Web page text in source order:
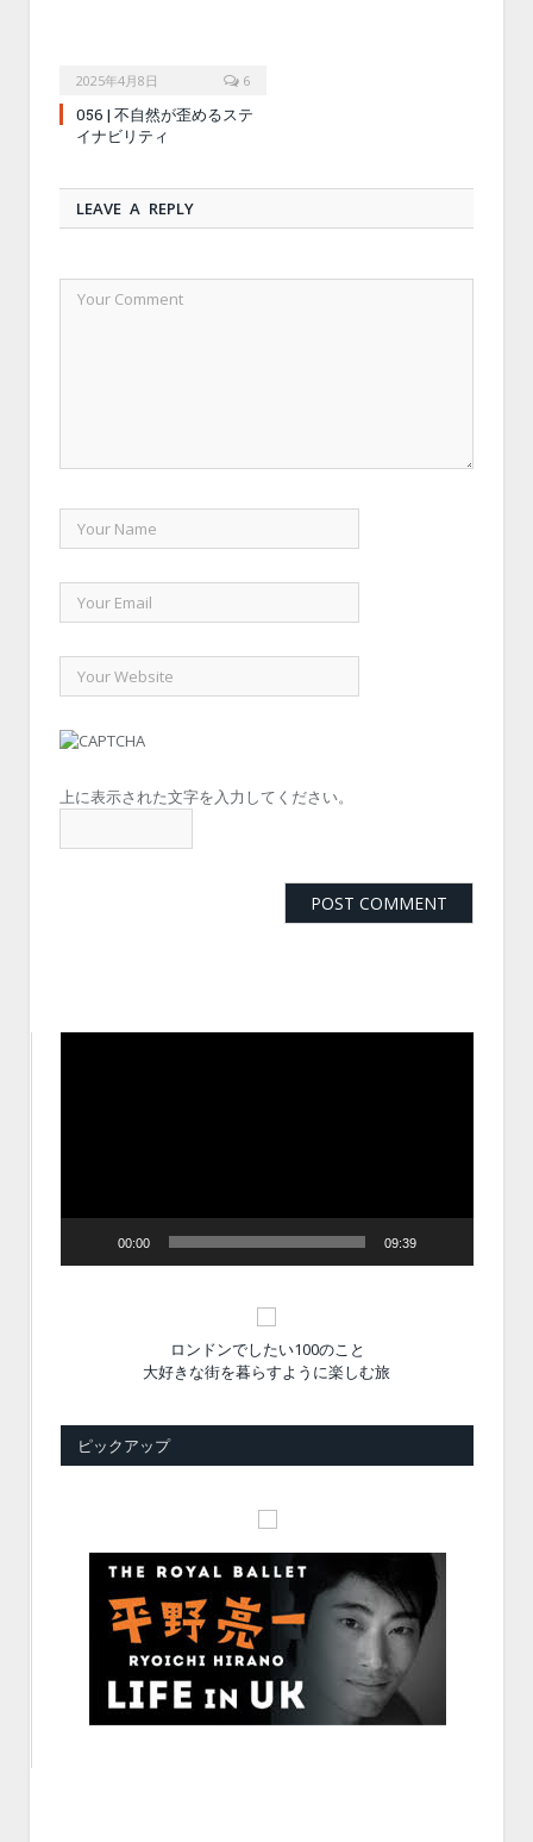
2025年4月8日 6
056 | 不自然が歪めるステ
イナビリティ
LEAVE A REPLY
上に表示された文字を入力してください。
00:00 09:39
ロンドンでしたい100のこと
大好きな街を暮らすように楽しむ旅
ピックアップ